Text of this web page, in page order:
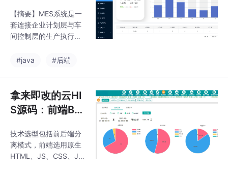
如敏感信息加密、操作
审计日志；4)系统集成
需考虑与HIS/EMR等业
运维建议采用Docker容
QL8 + Redis，
后端源码清爽易
【摘要】MES系统是一
套连接企业计划层与车
间控制层的生产执行管
pringBoot+Vue3）和移
采集实现生产全流程管
控，覆盖车间管理（BO
M/工艺设置）、生产调
设备监控（IoT接入）、
质量管理（检验标准）
等核心模块，支持自定
#java #后端
拿来即改的云HI
S源码：前端Bo
I，后端SpringB
oot，数据库My
技术选型包括前后端分
离模式，前端选用原生
HTML、JS、CSS、Jq